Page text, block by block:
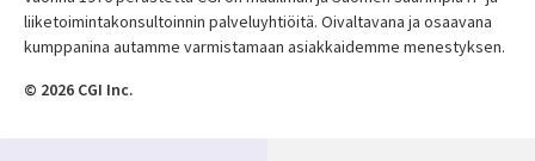
liiketoimintakonsultoinnin palveluyhtiöitä. Oivaltavana ja osaavana
kumppanina autamme varmistamaan asiakkaidemme menestyksen.
© 2026 CGI Inc.